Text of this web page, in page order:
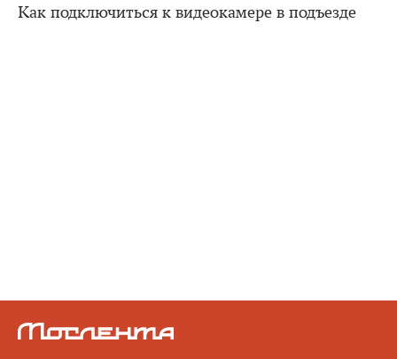
Как подключиться к видеокамере в подъезде